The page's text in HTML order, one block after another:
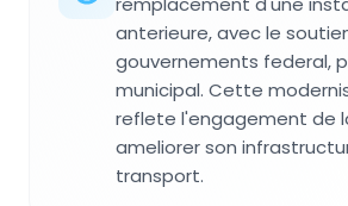
anterieure, avec le
gouvernements federal,
municipal. Cette
reflete l'engagement de
ameliorer son
transport.